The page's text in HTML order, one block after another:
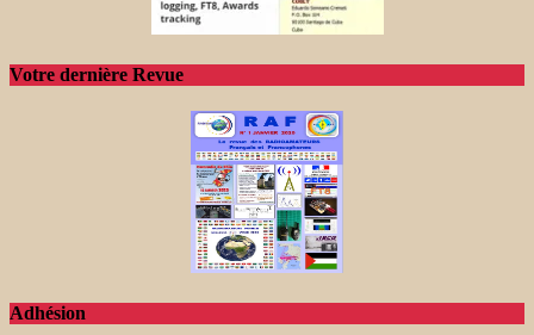
Votre dernière Revue
Adhésion